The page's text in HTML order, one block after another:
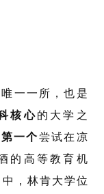
一一所，也是
核心的大学之
第一个尝试在凉
的高等教育机
，林肯大学位